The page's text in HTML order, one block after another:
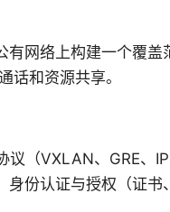
有网络上构建一个覆
话和资源共享。
议（VXLAN、GRE、
身份认证与授权（证书